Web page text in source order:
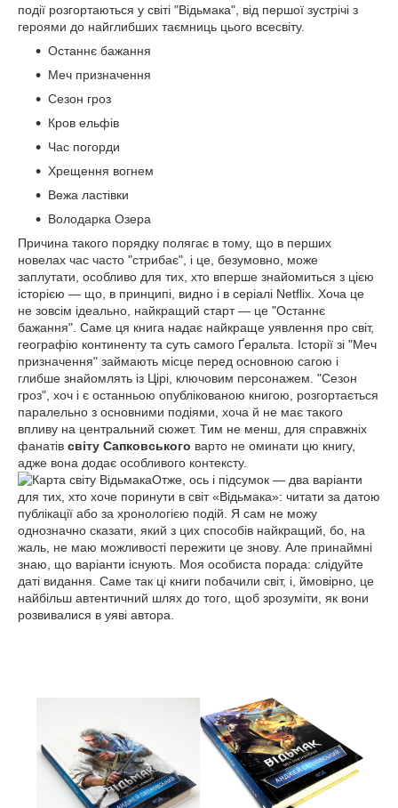
події розгортаються у світі "Відьмака", від першої зустрічі з
героями до найглибших таємниць цього всесвіту.
Останнє бажання
Меч призначення
Сезон гроз
Кров ельфів
Час погорди
Хрещення вогнем
Вежа ластівки
Володарка Озера
Причина такого порядку полягає в тому, що в перших
новелах час часто "стрибає", і це, безумовно, може
заплутати, особливо для тих, хто вперше знайомиться з цією
історією — що, в принципі, видно і в серіалі Netflix. Хоча це
не зовсім ідеально, найкращий старт — це "Останнє
бажання". Саме ця книга надає найкраще уявлення про світ,
географію континенту та суть самого Ґеральта. Історії зі "Меч
призначення" займають місце перед основною сагою і
глибше знайомлять із Цірі, ключовим персонажем. "Сезон
гроз", хоч і є останньою опублікованою книгою, розгортається
паралельно з основними подіями, хоча й не має такого
впливу на центральний сюжет. Тим не менш, для справжніх
фанатів світу Сапковського варто не оминати цю книгу,
адже вона додає особливого контексту.
Отже, ось і підсумок — два варіанти
для тих, хто хоче поринути в світ «Відьмака»: читати за датою
публікації або за хронологією подій. Я сам не можу
однозначно сказати, який з цих способів найкращий, бо, на
жаль, не маю можливості пережити це знову. Але принаймні
знаю, що варіанти існують. Моя особиста порада: слідуйте
даті видання. Саме так ці книги побачили світ, і, ймовірно, це
найбільш автентичний шлях до того, щоб зрозуміти, як вони
розвивалися в уяві автора.